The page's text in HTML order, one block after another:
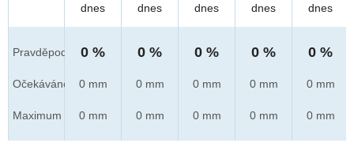
Pravděpod.
Očekáváno
Maximum
dnes
0 %
0 mm
0 mm
dnes
0 %
0 mm
0 mm
dnes
0 %
0 mm
0 mm
dnes
0 %
0 mm
0 mm
dnes
0 %
0 mm
0 mm